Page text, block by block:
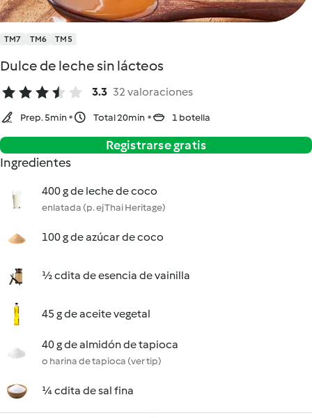
TM7 TM6 TM5
Dulce de leche sin lácteos
3.3 32 valoraciones
Prep. 5min Total 20min 1 botella
Registrarse gratis
Ingredientes
400 g de leche de coco
enlatada (p. ej Thai Heritage)
100 g de azúcar de coco
½ cdita de esencia de vainilla
45 g de aceite vegetal
40 g de almidón de tapioca
o harina de tapioca (ver tip)
¼ cdita de sal fina